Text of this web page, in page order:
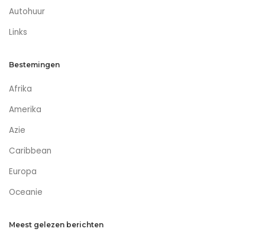
Autohuur
Links
Bestemingen
Afrika
Amerika
Azie
Caribbean
Europa
Oceanie
Meest gelezen berichten